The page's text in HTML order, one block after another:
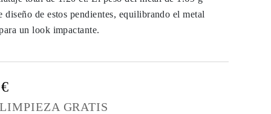
diseño de estos pendientes, equilibrando el metal
un look impactante.
GRATIS